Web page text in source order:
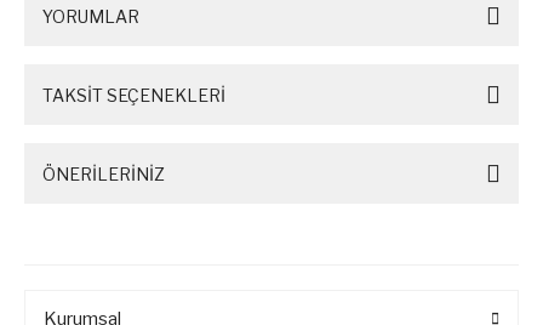
YORUMLAR
TAKSİT SEÇENEKLERİ
ÖNERİLERİNİZ
Kurumsal